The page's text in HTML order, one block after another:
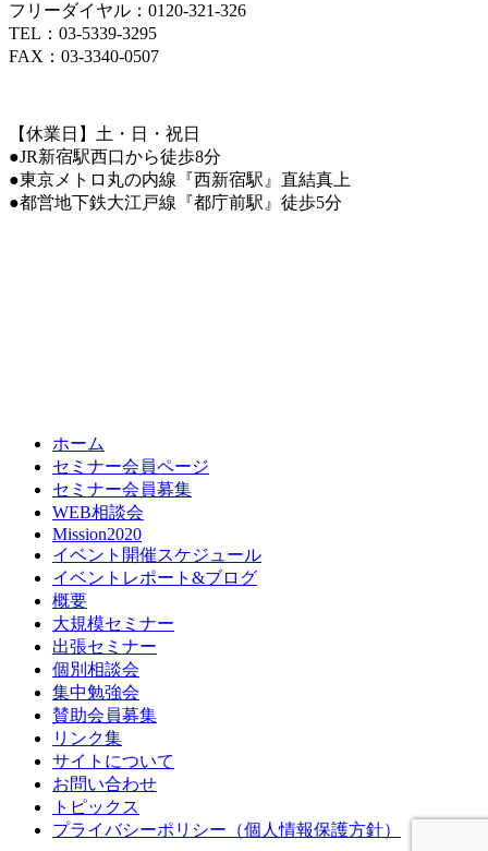
フリーダイヤル：0120-321-326
TEL：03-5339-3295
FAX：03-3340-0507
【休業日】土・日・祝日
●JR新宿駅西口から徒歩8分
●東京メトロ丸の内線『西新宿駅』直結真上
●都営地下鉄大江戸線『都庁前駅』徒歩5分
ホーム
セミナー会員ページ
セミナー会員募集
WEB相談会
Mission2020
イベント開催スケジュール
イベントレポート&ブログ
概要
大規模セミナー
出張セミナー
個別相談会
集中勉強会
賛助会員募集
リンク集
サイトについて
お問い合わせ
トピックス
プライバシーポリシー（個人情報保護方針）